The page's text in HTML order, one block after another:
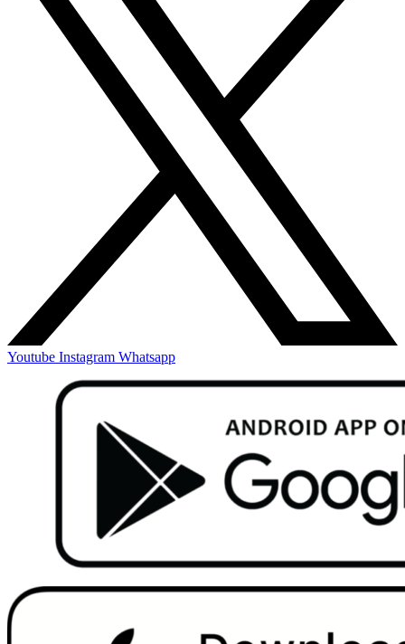
Youtube Instagram Whatsapp